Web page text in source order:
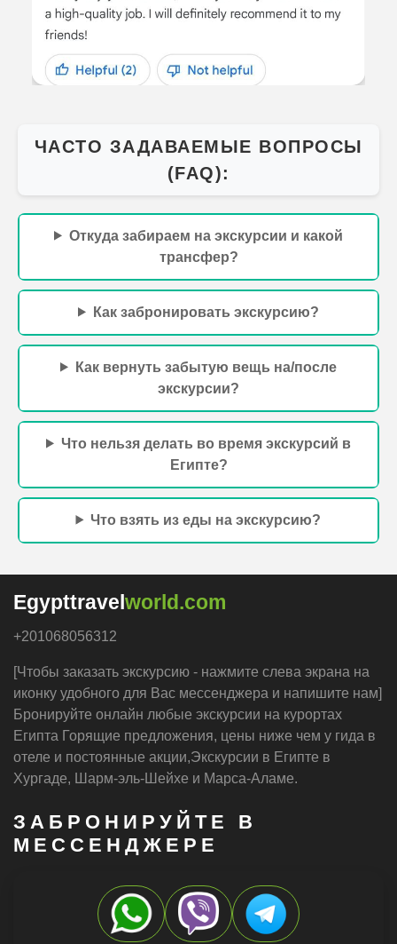
ЧАСТО ЗАДАВАЕМЫЕ ВОПРОСЫ
(FAQ):
Откуда забираем на экскурсии и какой
трансфер?
Как забронировать экскурсию?
Как вернуть забытую вещь на/после
экскурсии?
Что нельзя делать во время экскурсий в
Египте?
Что взять из еды на экскурсию?
Egypttravelworld.com
+201068056312
[Чтобы заказать экскурсию - нажмите слева экрана на
иконку удобного для Вас мессенджера и напишите нам]
Бронируйте онлайн любые экскурсии на курортах
Египта Горящие предложения, цены ниже чем у гида в
отеле и постоянные акции,Экскурсии в Египте в
Хургаде, Шарм-эль-Шейхе и Марса-Аламе.
ЗАБРОНИРУЙТЕ В
МЕССЕНДЖЕРЕ